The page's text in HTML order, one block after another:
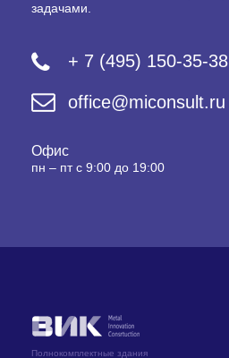
задачами.
+ 7 (495) 150-35-38
office@miconsult.ru
Офис
пн – пт с 9:00 до 19:00
Полнокомплектные здания